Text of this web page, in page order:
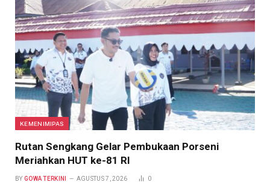
KEMENIMIPAS
Rutan Sengkang Gelar Pembukaan Porseni
Meriahkan HUT ke-81 RI
BY GOWA TERKINI AGUSTUS 7, 2026 0